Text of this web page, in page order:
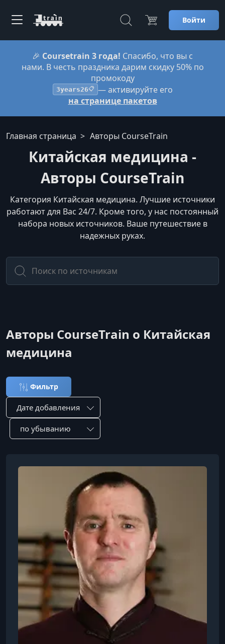
Войти
🎉 Coursetrain 3 года! Спасибо, что вы с
нами. В честь праздника дарим скидку 50% по
промокоду
3years26📋 — активируйте его
на странице пакетов
Главная страница Авторы CourseTrain
Китайская медицина -
Авторы CourseTrain
Категория Китайская медицина. Лучшие источники
работают для Вас 24/7. Кроме того, у нас постоянный
набора новых источников. Ваше путешествие в
надежных руках.
Авторы CourseTrain о Китайская
медицина
Фильтр
Сортировка по:
Сотировать по: